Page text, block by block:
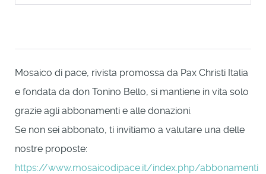
Mosaico di pace, rivista promossa da Pax Christi Italia
e fondata da don Tonino Bello, si mantiene in vita solo
grazie agli abbonamenti e alle donazioni.
Se non sei abbonato, ti invitiamo a valutare una delle
nostre proposte:
https://www.mosaicodipace.it/index.php/abbonamenti